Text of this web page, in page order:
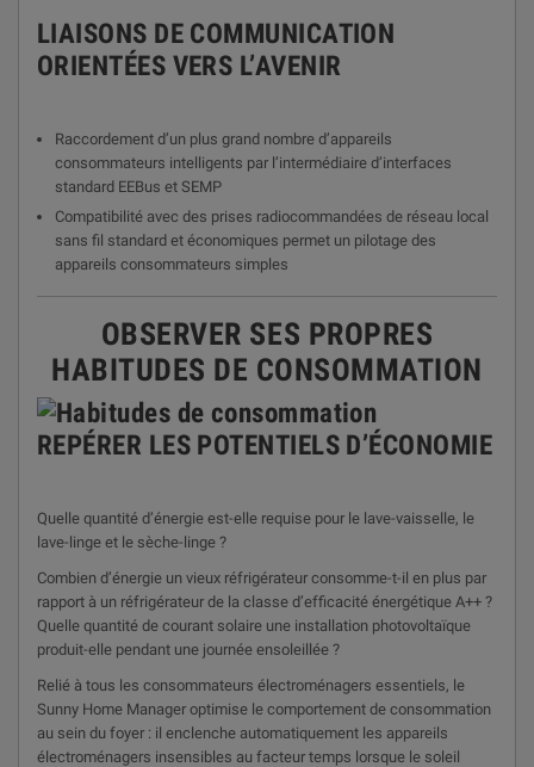
LIAISONS DE COMMUNICATION
ORIENTÉES VERS L’AVENIR
Raccordement d’un plus grand nombre d’appareils
consommateurs intelligents par l’intermédiaire d’interfaces
standard EEBus et SEMP
Compatibilité avec des prises radiocommandées de réseau local
sans fil standard et économiques permet un pilotage des
appareils consommateurs simples
OBSERVER SES PROPRES
HABITUDES DE CONSOMMATION
REPÉRER LES POTENTIELS D’ÉCONOMIE
Quelle quantité d’énergie est-elle requise pour le lave-vaisselle, le
lave-linge et le sèche-linge ?
Combien d’énergie un vieux réfrigérateur consomme-t-il en plus par
rapport à un réfrigérateur de la classe d’efficacité énergétique A++ ?
Quelle quantité de courant solaire une installation photovoltaïque
produit-elle pendant une journée ensoleillée ?
Relié à tous les consommateurs électroménagers essentiels, le
Sunny Home Manager optimise le comportement de consommation
au sein du foyer : il enclenche automatiquement les appareils
électroménagers insensibles au facteur temps lorsque le soleil